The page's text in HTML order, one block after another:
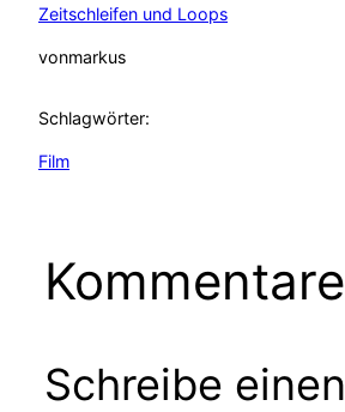
Zeitschleifen und Loops
vonmarkus
Schlagwörter:
Film
Kommentare
Schreibe einen